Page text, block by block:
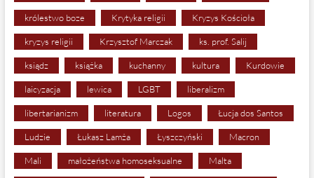
królestwo boze Krytyka religii Kryzys Kościoła
kryzys religii Krzysztof Marczak ks. prof. Salij
ksiądz książka kuchanny kultura Kurdowie
laicyzacja lewica LGBT liberalizm
libertarianizm literatura Logos Łucja dos Santos
Ludzie Łukasz Lamża Łyszczyński Macron
Mali małożeństwa homoseksualne Malta